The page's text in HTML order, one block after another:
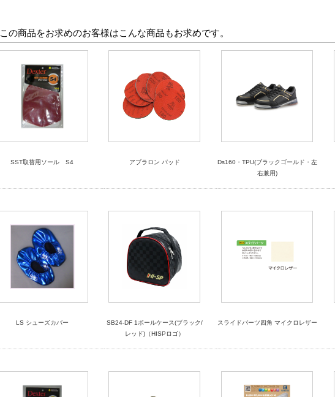
この商品をお求めのお客様はこんな商品もお求めです。
SST取替用ソール S4 アブラロン パッド
Ds160・TPU(ブラックゴールド・左
右兼用)
LS シューズカバー
SB24-DF 1ボールケース(ブラック/
レッド)（HISPロゴ）
スライドパーツ四角 マイクロレザー